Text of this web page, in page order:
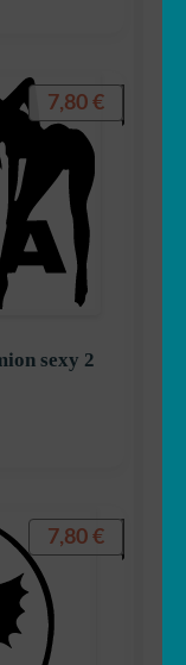
sexy 2
7,80 €
7,80 €